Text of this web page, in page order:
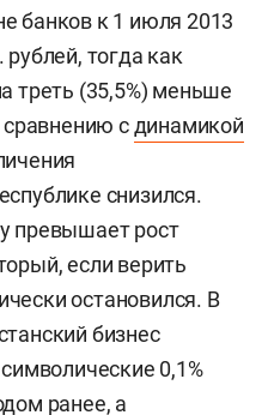
банков к 1 июля 2013
тогда как
треть (35,5%) меньше
сдинамикой
снизился.
превышает рост
если верить
остановился. В
бизнес
0,1%
ранее, а